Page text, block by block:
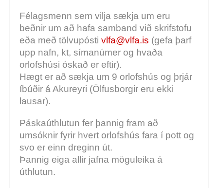
Félagsmenn sem vilja sækja um eru
beðnir um að hafa samband við skrifstofu
eða með tölvupósti vlfa@vlfa.is (gefa þarf
upp nafn, kt, símanúmer og hvaða
orlofshúsi óskað er eftir).
Hægt er að sækja um 9 orlofshús og þrjár
íbúðir á Akureyri (Ölfusborgir eru ekki
lausar).
Páskaúthlutun fer þannig fram að
umsóknir fyrir hvert orlofshús fara í pott og
svo er einn dreginn út.
Þannig eiga allir jafna möguleika á
úthlutun.